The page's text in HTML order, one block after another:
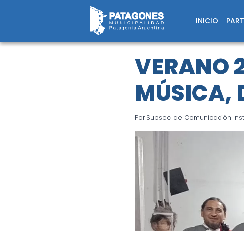
INICIO
VERANO
MÚSICA,
Por Subsec. de Comunicación